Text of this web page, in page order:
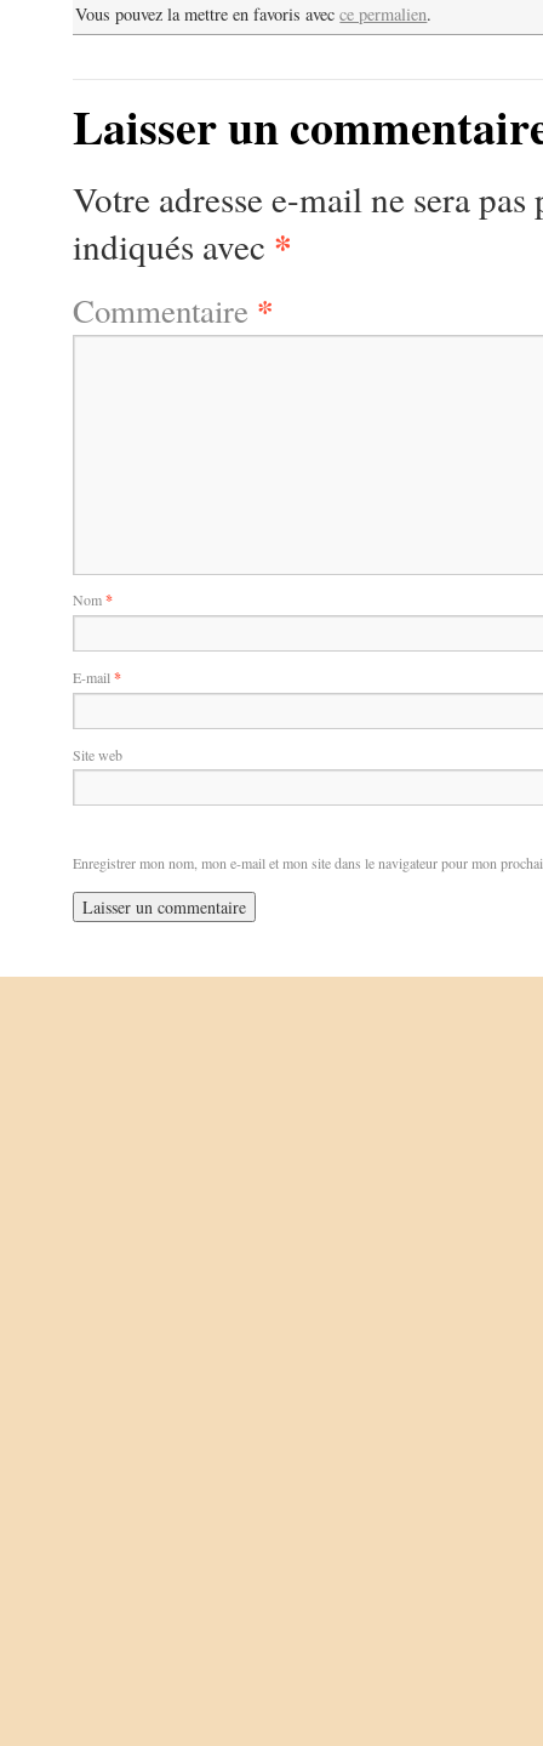
Vous pouvez la mettre en favoris avecce permalien.
Laisser un
Votre adresse e-mail ne sera pas
indiqués avec *
Commentaire *
Nom*
E-mail *
Site web
Enregistrer mon nom, mon e-mail et mon site dans le navigateur pour mon